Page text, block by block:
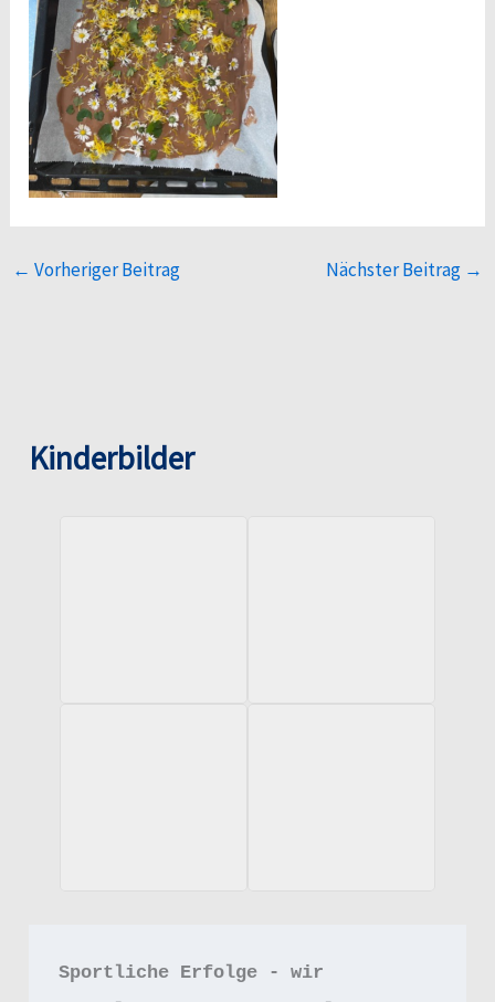
← Vorheriger Beitrag Nächster Beitrag →
Kinderbilder
Sportliche Erfolge - wir